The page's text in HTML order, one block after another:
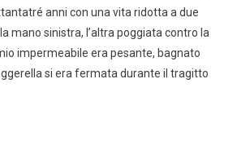
anni con una vita ridotta a due
mano sinistra, l’altra poggiata contro la
impermeabile era pesante, bagnato
si era fermata durante il tragitto